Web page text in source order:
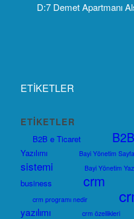
D:7 Demet Apartmanı
ETİKETLER
ETIKETLER
B2B e Ticaret
Yazılımı
Bayi Yönetim
sistemi
Bayi Yönetim
business
crm
crm programı nedir
yazılımı
crm özellikleri